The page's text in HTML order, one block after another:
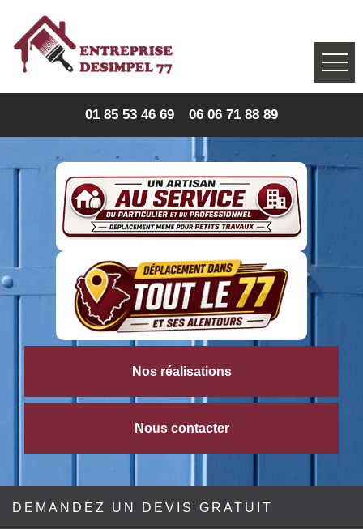
01 85 53 46 69 06 06 71 88 89
Nos réalisations
Nous contacter
DEMANDEZ UN DEVIS GRATUIT